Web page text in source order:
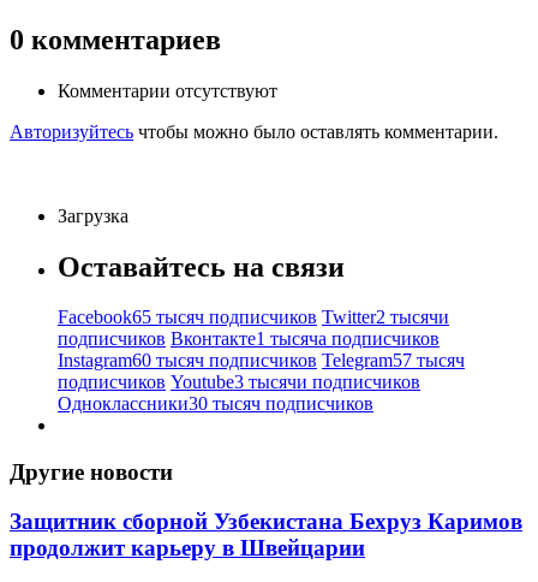
0 комментариев
Комментарии отсутствуют
Авторизуйтесь чтобы можно было оставлять комментарии.
Загрузка
Оставайтесь на связи
Facebook65 тысяч подписчиков Twitter2 тысячи
подписчиков Вконтакте1 тысяча подписчиков
Instagram60 тысяч подписчиков Telegram57 тысяч
подписчиков Youtube3 тысячи подписчиков
Одноклассники30 тысяч подписчиков
Другие новости
Защитник сборной Узбекистана Бехруз Каримов
продолжит карьеру в Швейцарии